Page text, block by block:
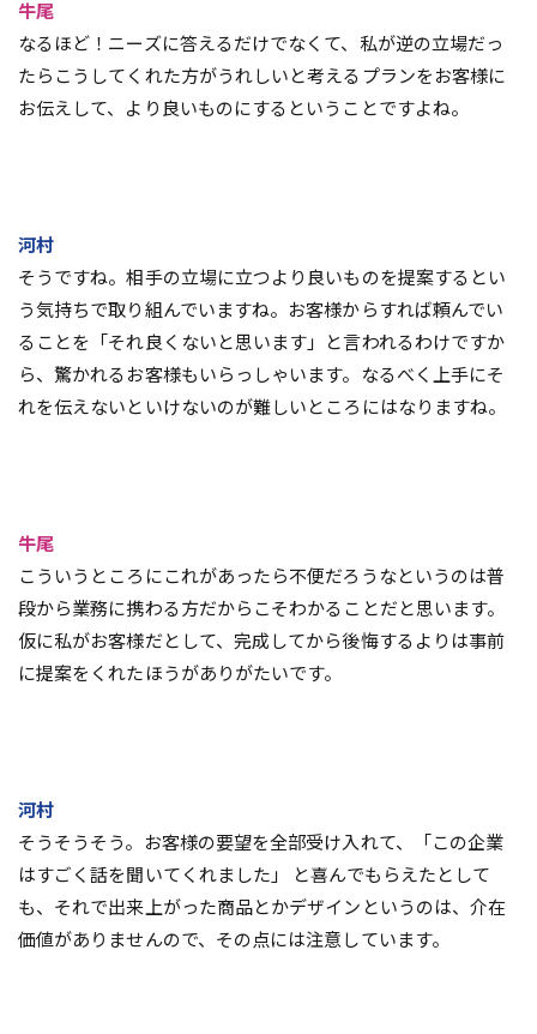
牛尾
なるほど！ニーズに答えるだけでなくて、私が逆の立場だっ
たらこうしてくれた方がうれしいと考えるプランをお客様に
お伝えして、より良いものにするということですよね。
河村
そうですね。相手の立場に立つより良いものを提案するとい
う気持ちで取り組んでいますね。お客様からすれば頼んでい
ることを「それ良くないと思います」と言われるわけですか
ら、驚かれるお客様もいらっしゃいます。なるべく上手にそ
れを伝えないといけないのが難しいところにはなりますね。
牛尾
こういうところにこれがあったら不便だろうなというのは普
段から業務に携わる方だからこそわかることだと思います。
仮に私がお客様だとして、完成してから後悔するよりは事前
に提案をくれたほうがありがたいです。
河村
そうそうそう。お客様の要望を全部受け入れて、「この企業
はすごく話を聞いてくれました」 と喜んでもらえたとして
も、それで出来上がった商品とかデザインというのは、介在
価値がありませんので、その点には注意しています。